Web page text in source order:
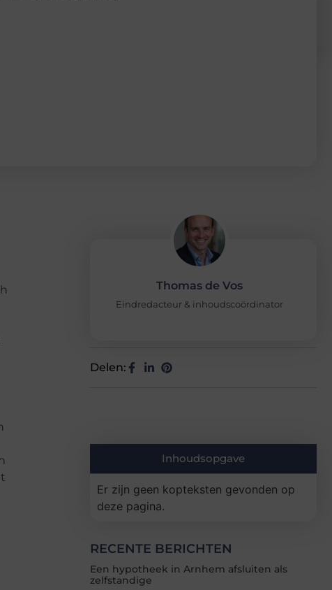
Thomas de Vos
Eindredacteur & inhoudscoördinator
Delen:
Inhoudsopgave
Er zijn geen kopteksten gevonden op
deze pagina.
RECENTE BERICHTEN
Een hypotheek in Arnhem afsluiten als
zelfstandige